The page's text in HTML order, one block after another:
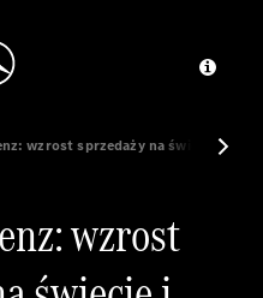
wzrost sprzedaży na świecie i
wzrost